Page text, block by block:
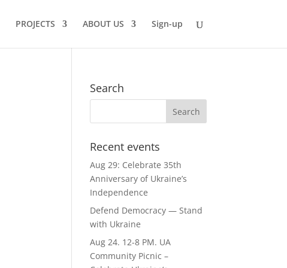
PROJECTS ABOUT US Sign-up
Search
Recent events
Aug 29: Celebrate 35th
Anniversary of Ukraine’s
Independence
Defend Democracy — Stand
with Ukraine
Aug 24. 12-8 PM. UA
Community Picnic –